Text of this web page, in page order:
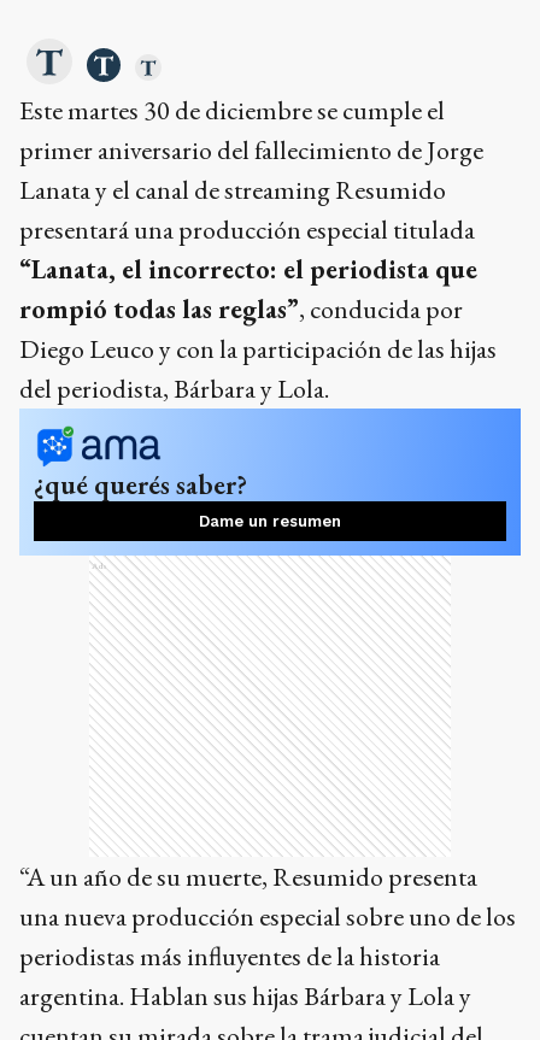
Este martes 30 de diciembre se cumple el
primer aniversario del fallecimiento de Jorge
Lanata y el canal de streaming Resumido
presentará una producción especial titulada
“Lanata, el incorrecto: el periodista que
rompió todas las reglas”, conducida por
Diego Leuco y con la participación de las hijas
del periodista, Bárbara y Lola.
¿qué querés saber?
Dame un resumen
Ads
“A un año de su muerte, Resumido presenta
una nueva producción especial sobre uno de los
periodistas más influyentes de la historia
argentina. Hablan sus hijas Bárbara y Lola y